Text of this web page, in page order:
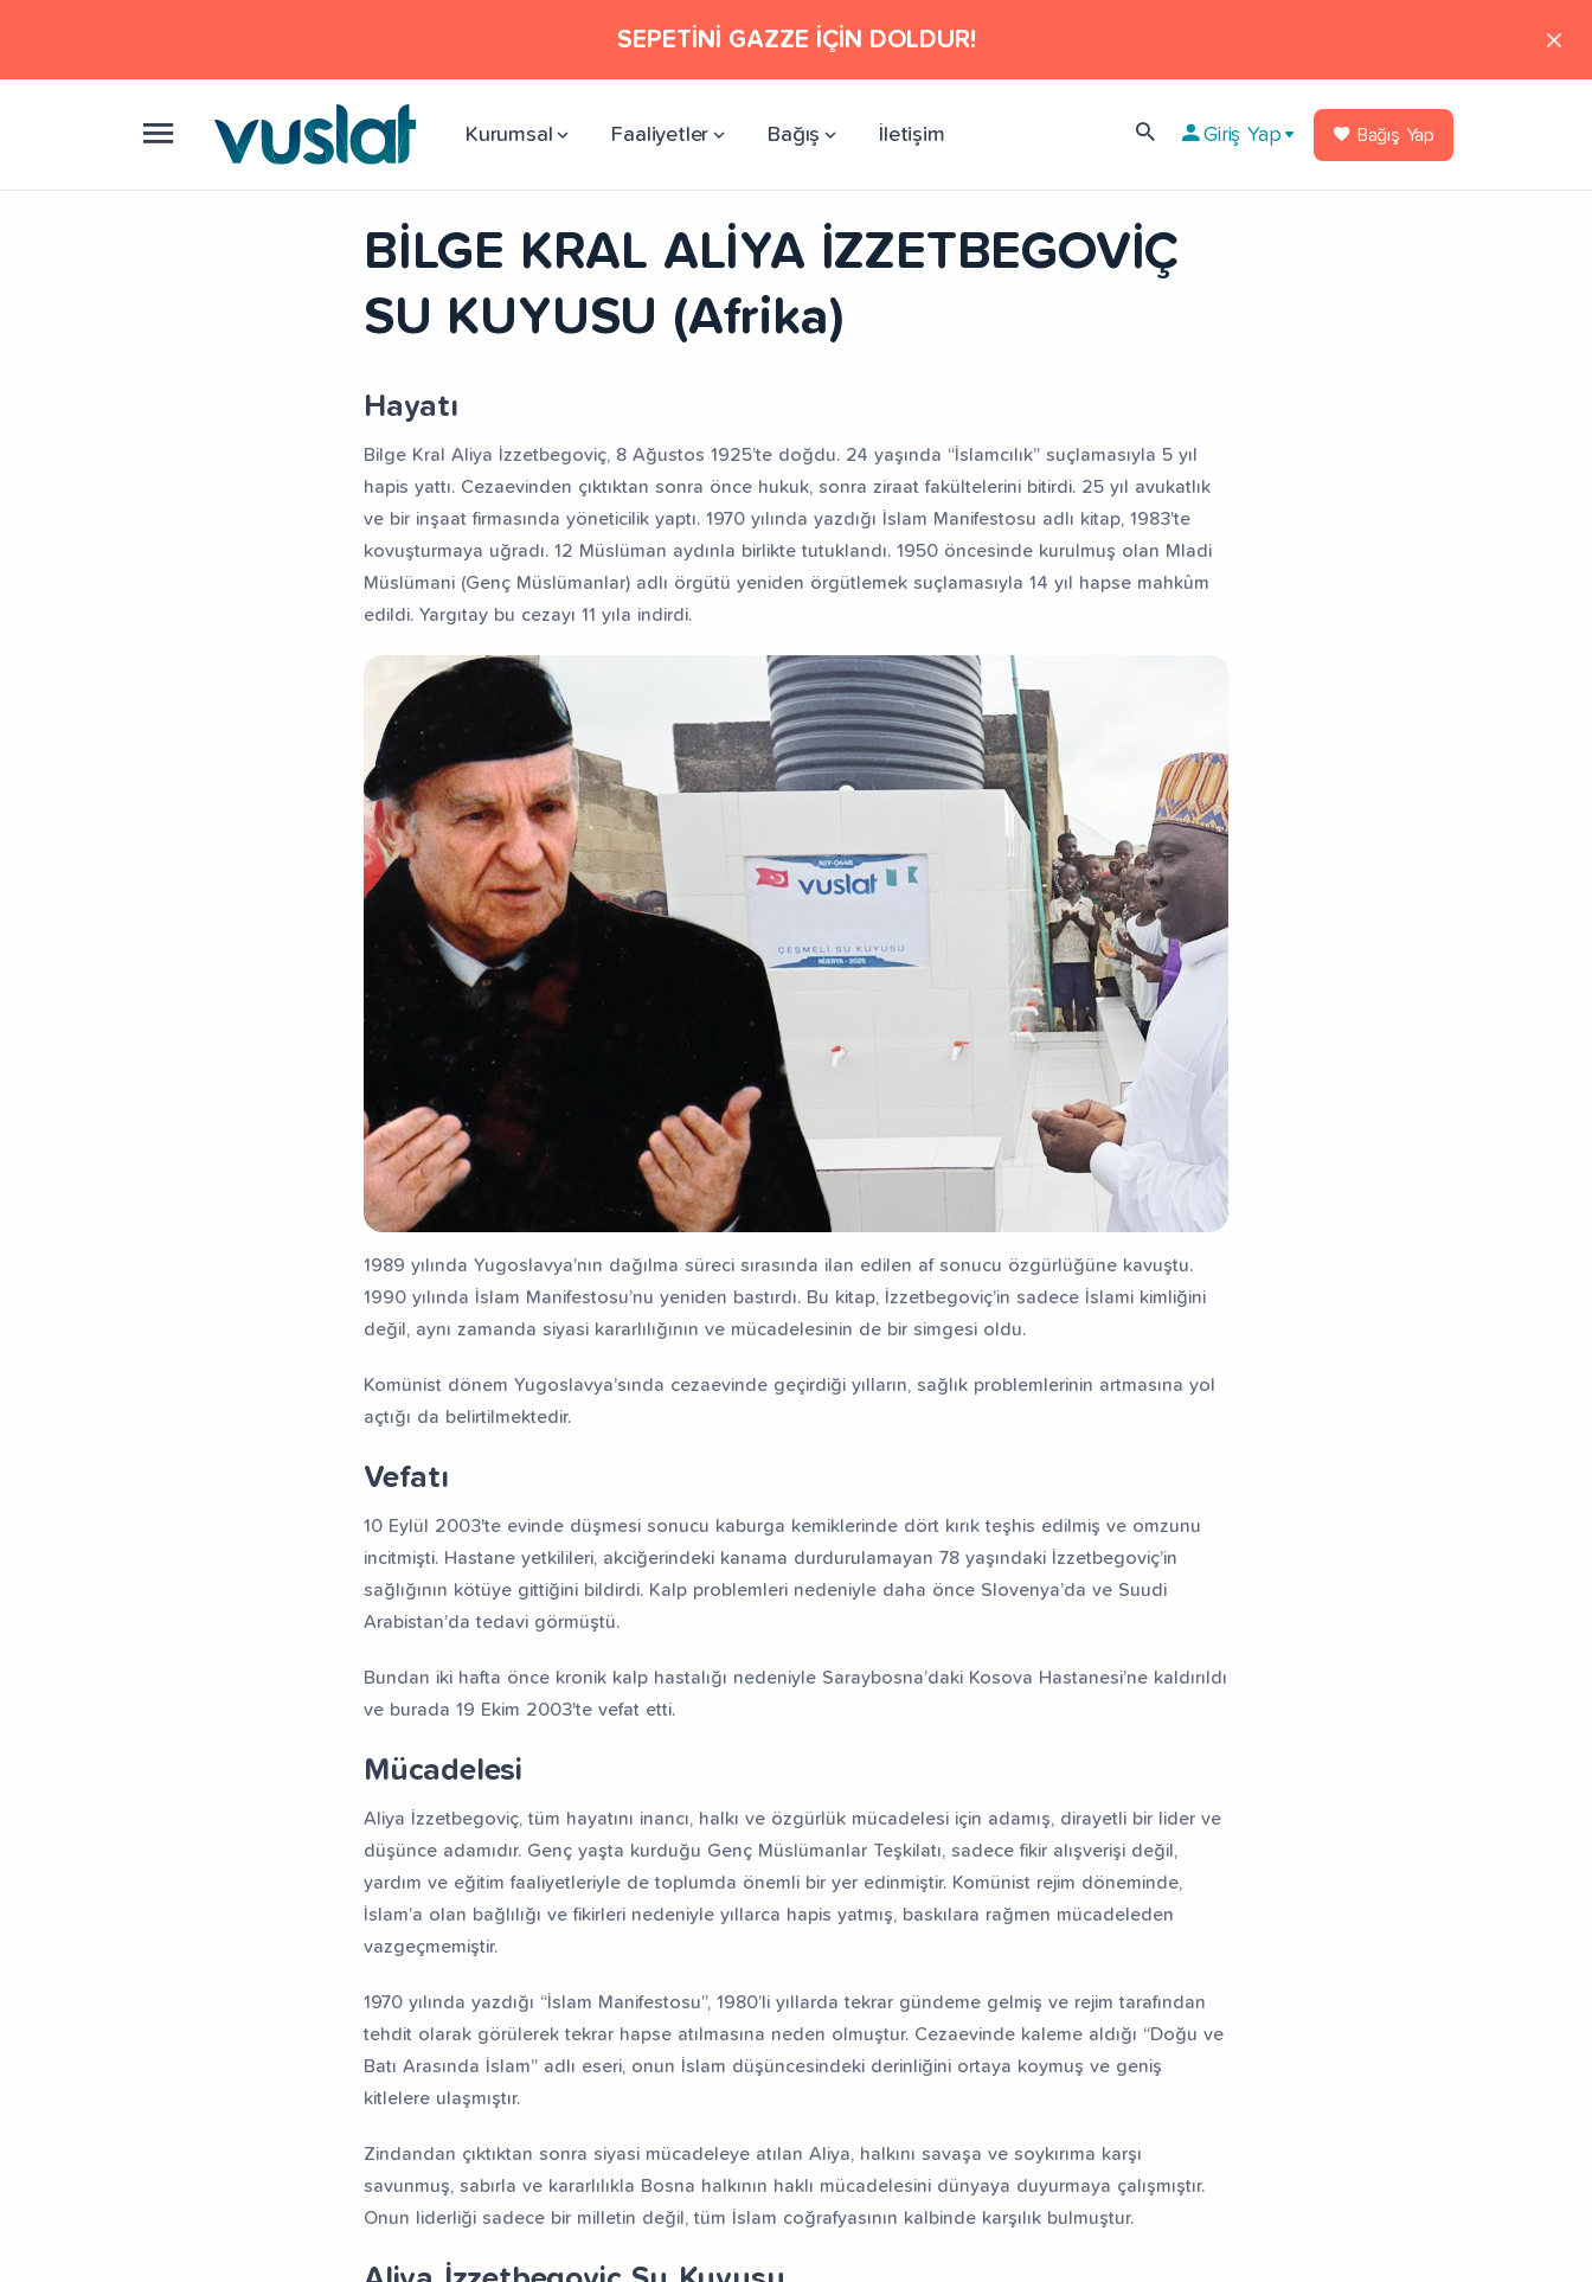
SEPETİNİ GAZZE İÇİN DOLDUR!
Kurumsal Faaliyetler Bağış İletişim Giriş Yap Bağış Yap
BİLGE KRAL ALİYA İZZETBEGOVİÇ
SU KUYUSU (Afrika)
Hayatı
Bilge Kral Aliya İzzetbegoviç, 8 Ağustos 1925’te doğdu. 24 yaşında “İslamcılık” suçlamasıyla 5 yıl
hapis yattı. Cezaevinden çıktıktan sonra önce hukuk, sonra ziraat fakültelerini bitirdi. 25 yıl avukatlık
ve bir inşaat firmasında yöneticilik yaptı. 1970 yılında yazdığı İslam Manifestosu adlı kitap, 1983’te
kovuşturmaya uğradı. 12 Müslüman aydınla birlikte tutuklandı. 1950 öncesinde kurulmuş olan Mladi
Müslümani (Genç Müslümanlar) adlı örgütü yeniden örgütlemek suçlamasıyla 14 yıl hapse mahkûm
edildi. Yargıtay bu cezayı 11 yıla indirdi.
1989 yılında Yugoslavya’nın dağılma süreci sırasında ilan edilen af sonucu özgürlüğüne kavuştu.
1990 yılında İslam Manifestosu’nu yeniden bastırdı. Bu kitap, İzzetbegoviç’in sadece İslami kimliğini
değil, aynı zamanda siyasi kararlılığının ve mücadelesinin de bir simgesi oldu.
Komünist dönem Yugoslavya’sında cezaevinde geçirdiği yılların, sağlık problemlerinin artmasına yol
açtığı da belirtilmektedir.
Vefatı
10 Eylül 2003'te evinde düşmesi sonucu kaburga kemiklerinde dört kırık teşhis edilmiş ve omzunu
incitmişti. Hastane yetkilileri, akciğerindeki kanama durdurulamayan 78 yaşındaki İzzetbegoviç’in
sağlığının kötüye gittiğini bildirdi. Kalp problemleri nedeniyle daha önce Slovenya’da ve Suudi
Arabistan’da tedavi görmüştü.
Bundan iki hafta önce kronik kalp hastalığı nedeniyle Saraybosna’daki Kosova Hastanesi’ne kaldırıldı
ve burada 19 Ekim 2003'te vefat etti.
Mücadelesi
Aliya İzzetbegoviç, tüm hayatını inancı, halkı ve özgürlük mücadelesi için adamış, dirayetli bir lider ve
düşünce adamıdır. Genç yaşta kurduğu Genç Müslümanlar Teşkilatı, sadece fikir alışverişi değil,
yardım ve eğitim faaliyetleriyle de toplumda önemli bir yer edinmiştir. Komünist rejim döneminde,
İslam’a olan bağlılığı ve fikirleri nedeniyle yıllarca hapis yatmış, baskılara rağmen mücadeleden
vazgeçmemiştir.
1970 yılında yazdığı “İslam Manifestosu”, 1980’li yıllarda tekrar gündeme gelmiş ve rejim tarafından
tehdit olarak görülerek tekrar hapse atılmasına neden olmuştur. Cezaevinde kaleme aldığı “Doğu ve
Batı Arasında İslam” adlı eseri, onun İslam düşüncesindeki derinliğini ortaya koymuş ve geniş
kitlelere ulaşmıştır.
Zindandan çıktıktan sonra siyasi mücadeleye atılan Aliya, halkını savaşa ve soykırıma karşı
savunmuş, sabırla ve kararlılıkla Bosna halkının haklı mücadelesini dünyaya duyurmaya çalışmıştır.
Onun liderliği sadece bir milletin değil, tüm İslam coğrafyasının kalbinde karşılık bulmuştur.